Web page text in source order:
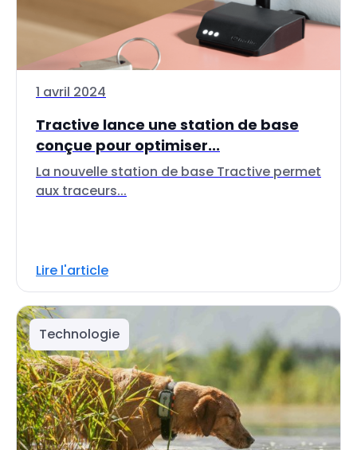
1 avril 2024
Tractive lance une station de base
conçue pour optimiser...
La nouvelle station de base Tractive permet
aux traceurs...
Lire l'article
Technologie